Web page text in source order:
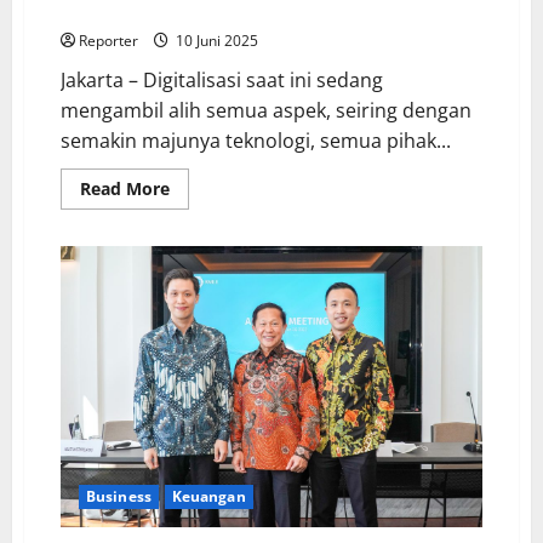
Reporter 10 Juni 2025
Jakarta – Digitalisasi saat ini sedang
mengambil alih semua aspek, seiring dengan
semakin majunya teknologi, semua pihak...
Read More
Business Keuangan